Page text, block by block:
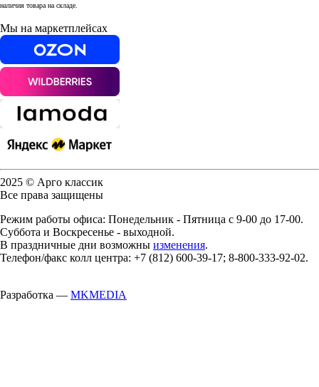
наличия товара на складе.
Мы на маркетплейсах
2025 © Арго классик
Все права защищены
Режим работы офиса: Понедельник - Пятница с 9-00 до 17-00.
Суббота и Воскресенье - выходной.
В праздничные дни возможны изменения.
Телефон/факс колл центра: +7 (812) 600-39-17; 8-800-333-92-02.
Разработка — MKMEDIA